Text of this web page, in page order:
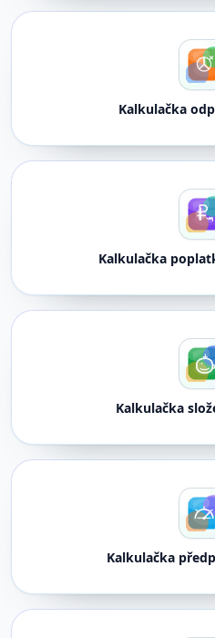
Kalkulačka
Kalkulačka
Kalkulačka
Kalkulačka